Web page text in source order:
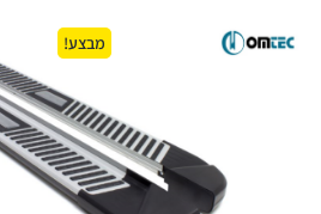
מבצע!